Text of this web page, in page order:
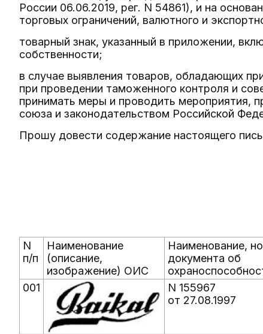
России 06.06.2019, рег. N 54861), и на
торговых ограничений, валютного и
товарный знак, указанный в приложении,
собственности;
в случае выявления товаров, обладающих
при проведении таможенного контроля и
принимать меры и проводить мероприятия,
союза и законодательством Российской
Прошу довести содержание настоящего
N
п/п
Наименование
(описание,
изображение) ОИС
Наименование,
документа об
001
N 155967
от 27.08.1997